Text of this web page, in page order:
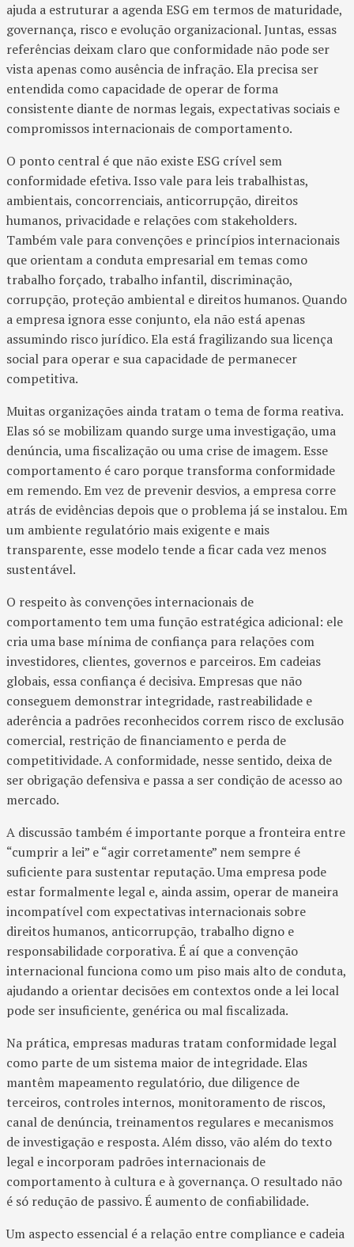
ajuda a estruturar a agenda ESG em termos de maturidade,
governança, risco e evolução organizacional. Juntas, essas
referências deixam claro que conformidade não pode ser
vista apenas como ausência de infração. Ela precisa ser
entendida como capacidade de operar de forma
consistente diante de normas legais, expectativas sociais e
compromissos internacionais de comportamento.
O ponto central é que não existe ESG crível sem
conformidade efetiva. Isso vale para leis trabalhistas,
ambientais, concorrenciais, anticorrupção, direitos
humanos, privacidade e relações com stakeholders.
Também vale para convenções e princípios internacionais
que orientam a conduta empresarial em temas como
trabalho forçado, trabalho infantil, discriminação,
corrupção, proteção ambiental e direitos humanos. Quando
a empresa ignora esse conjunto, ela não está apenas
assumindo risco jurídico. Ela está fragilizando sua licença
social para operar e sua capacidade de permanecer
competitiva.
Muitas organizações ainda tratam o tema de forma reativa.
Elas só se mobilizam quando surge uma investigação, uma
denúncia, uma fiscalização ou uma crise de imagem. Esse
comportamento é caro porque transforma conformidade
em remendo. Em vez de prevenir desvios, a empresa corre
atrás de evidências depois que o problema já se instalou. Em
um ambiente regulatório mais exigente e mais
transparente, esse modelo tende a ficar cada vez menos
sustentável.
O respeito às convenções internacionais de
comportamento tem uma função estratégica adicional: ele
cria uma base mínima de confiança para relações com
investidores, clientes, governos e parceiros. Em cadeias
globais, essa confiança é decisiva. Empresas que não
conseguem demonstrar integridade, rastreabilidade e
aderência a padrões reconhecidos correm risco de exclusão
comercial, restrição de financiamento e perda de
competitividade. A conformidade, nesse sentido, deixa de
ser obrigação defensiva e passa a ser condição de acesso ao
mercado.
A discussão também é importante porque a fronteira entre
“cumprir a lei” e “agir corretamente” nem sempre é
suficiente para sustentar reputação. Uma empresa pode
estar formalmente legal e, ainda assim, operar de maneira
incompatível com expectativas internacionais sobre
direitos humanos, anticorrupção, trabalho digno e
responsabilidade corporativa. É aí que a convenção
internacional funciona como um piso mais alto de conduta,
ajudando a orientar decisões em contextos onde a lei local
pode ser insuficiente, genérica ou mal fiscalizada.
Na prática, empresas maduras tratam conformidade legal
como parte de um sistema maior de integridade. Elas
mantêm mapeamento regulatório, due diligence de
terceiros, controles internos, monitoramento de riscos,
canal de denúncia, treinamentos regulares e mecanismos
de investigação e resposta. Além disso, vão além do texto
legal e incorporam padrões internacionais de
comportamento à cultura e à governança. O resultado não
é só redução de passivo. É aumento de confiabilidade.
Um aspecto essencial é a relação entre compliance e cadeia